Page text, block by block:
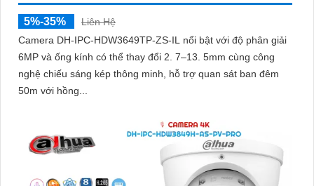
5%-35%
Liên Hệ
Camera DH-IPC-HDW3649TP-ZS-IL nổi bật với độ phân giải
6MP và ống kính có thể thay đổi 2. 7–13. 5mm cùng công
nghệ chiếu sáng kép thông minh, hỗ trợ quan sát ban đêm
50m với hồng...